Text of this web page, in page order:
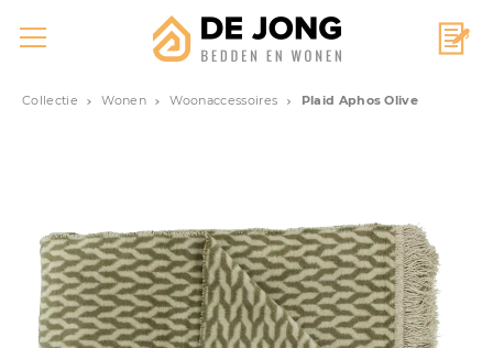
Collectie Wonen Woonaccessoires Plaid Aphos Olive